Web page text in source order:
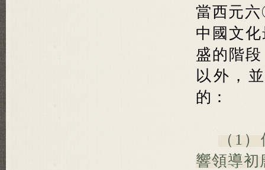
當西元
中國文
盛的階
以外，
的：
（1
響領導初